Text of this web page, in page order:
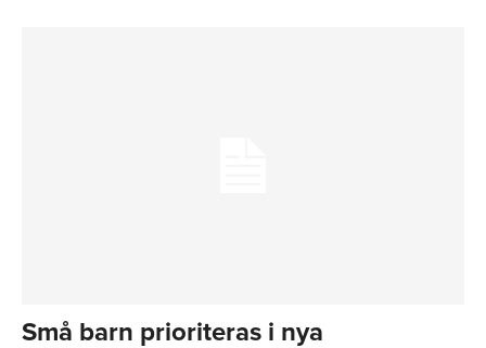
Små barn prioriteras i nya